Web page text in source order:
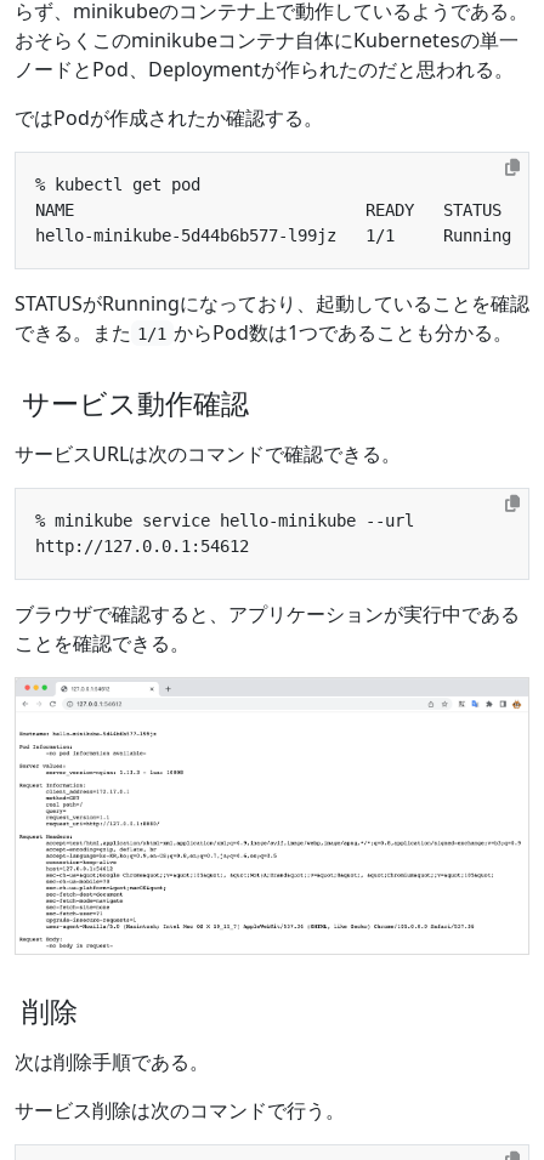
らず、minikubeのコンテナ上で動作しているようである。
おそらくこのminikubeコンテナ自体にKubernetesの単一
ノードとPod、Deploymentが作られたのだと思われる。
ではPodが作成されたか確認する。
hello-minikube-5d44b6b577-l99jz   1/1     Running
STATUSがRunningになっており、起動していることを確認
できる。また 1/1 からPod数は1つであることも分かる。
サービス動作確認
サービスURLは次のコマンドで確認できる。
ブラウザで確認すると、アプリケーションが実行中である
ことを確認できる。
削除
次は削除手順である。
サービス削除は次のコマンドで行う。